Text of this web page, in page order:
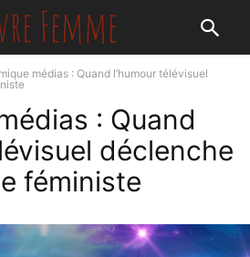
médias : Quand l’humour télévisuel
: Quand
déclenche
féministe